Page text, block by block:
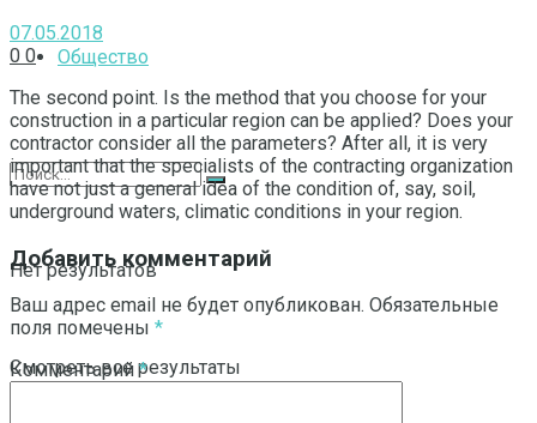
Общество
Нет результатов
Смотреть все результаты
07.05.2018
0 0
The second point. Is the method that you choose for your
construction in a particular region can be applied? Does your
contractor consider all the parameters? After all, it is very
important that the specialists of the contracting organization
have not just a general idea of ​​the condition of, say, soil,
underground waters, climatic conditions in your region.
Добавить комментарий
Ваш адрес email не будет опубликован. Обязательные
поля помечены *
Комментарий*